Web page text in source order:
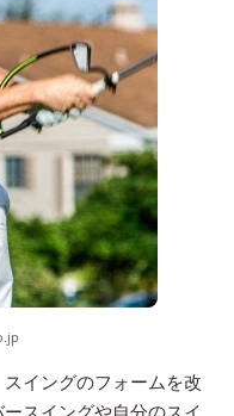
イングのフォームを改
スイングや自分のスイ